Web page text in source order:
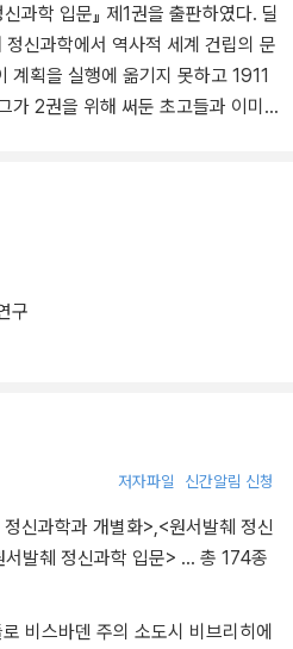
과학 입문』 제1권을 출판하였다. 딜
신과학에서 역사적 세계 건립의 문
계획을 실행에 옮기지 못하고 1911
가 2권을 위해 써둔 초고들과 이미
.
바로 삶은 그 자체로부터 이해되
간의 삶이 전통철학에서 말하는
아니라는 점을 분명히 하고 있다.
근본적으로 '전 개념적 현실성으
복을 통한 인식의 점진적 확장을
구
저자파일 신간알림 신청
신과학과 개별화>,<원서발췌 정신
발췌 정신과학 입문> … 총 174종
비스바덴 주의 소도시 비브리히에